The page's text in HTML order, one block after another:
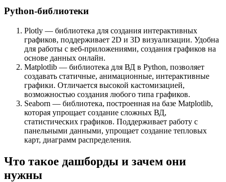
Python-библиотеки
Plotly — библиотека для создания интерактивных
графиков, поддерживает 2D и 3D визуализации. Удобна
для работы с веб-приложениями, создания графиков на
основе данных онлайн.
Matplotlib — библиотека для ВД в Python, позволяет
создавать статичные, анимационные, интерактивные
графики. Отличается высокой кастомизацией,
возможностью создания любого типа графиков.
Seaborn — библиотека, построенная на базе Matplotlib,
которая упрощает создание сложных ВД,
статистических графиков. Поддерживает работу с
панельными данными, упрощает создание тепловых
карт, диаграмм распределения.
Что такое дашборды и зачем они
нужны